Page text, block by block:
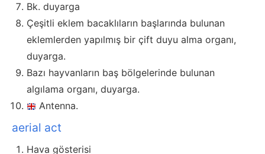
Bk. duyarga
Çeşitli eklem bacaklıların başlarında bulunan
eklemlerden yapılmış bir çift duyu alma organı,
duyarga.
Bazı hayvanların baş bölgelerinde bulunan
algılama organı, duyarga.
Antenna.
aerial act
Hava gösterisi